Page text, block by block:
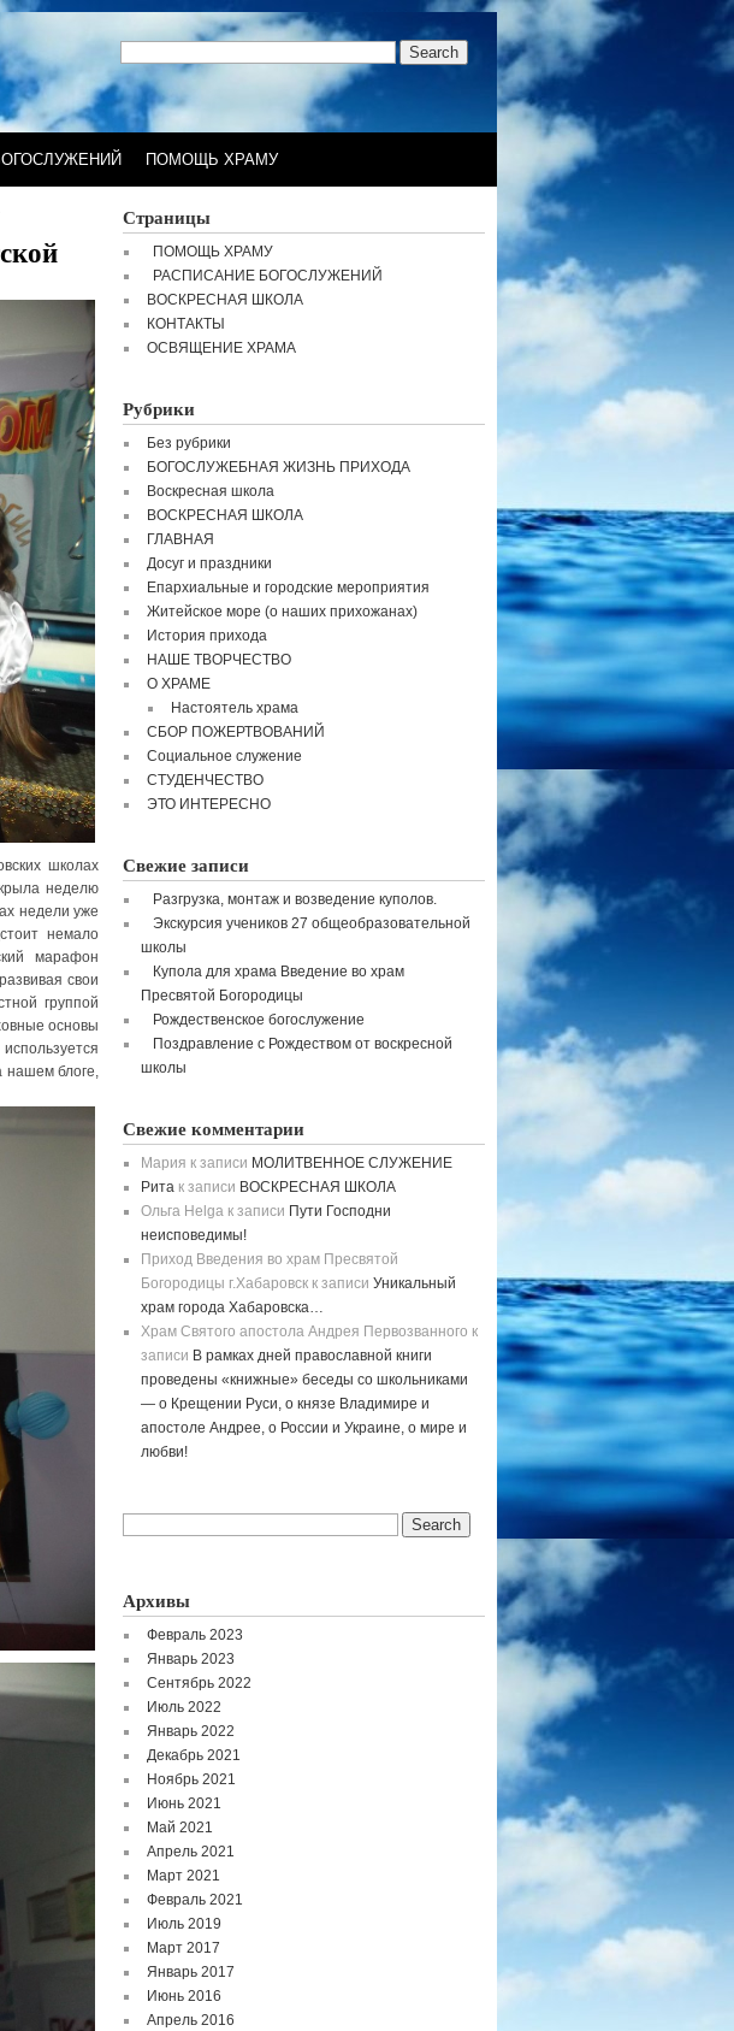
ПОМОЩЬ ХРАМУ
школах
неделю
недели уже
немало
марафон
свои
группой
основы
нашем блоге,
Страницы
ПОМОЩЬ ХРАМУ
РАСПИСАНИЕ БОГОСЛУЖЕНИЙ
ВОСКРЕСНАЯ ШКОЛА
КОНТАКТЫ
ОСВЯЩЕНИЕ ХРАМА
Рубрики
Без рубрики
БОГОСЛУЖЕБНАЯ ЖИЗНЬ ПРИХОДА
Воскресная школа
ВОСКРЕСНАЯ ШКОЛА
ГЛАВНАЯ
Досуг и праздники
Епархиальные и городские мероприятия
Житейское море (о наших прихожанах)
История прихода
НАШЕ ТВОРЧЕСТВО
О ХРАМЕ
Настоятель храма
СБОР ПОЖЕРТВОВАНИЙ
Социальное служение
СТУДЕНЧЕСТВО
ЭТО ИНТЕРЕСНО
Свежие записи
Разгрузка, монтаж и возведение куполов.
Экскурсия учеников 27 общеобразовательной
школы
Купола для храма Введение во храм
Пресвятой Богородицы
Рождественское богослужение
Поздравление с Рождеством от воскресной
школы
Свежие комментарии
Мария к записи МОЛИТВЕННОЕ СЛУЖЕНИЕ
Рита к записи ВОСКРЕСНАЯ ШКОЛА
Ольга Helga к записи Пути Господни
неисповедимы!
Приход Введения во храм Пресвятой
Богородицы г.Хабаровск к записи Уникальный
храм города Хабаровска…
Храм Святого апостола Андрея Первозванного к
записи В рамках дней православной книги
проведены «книжные» беседы со школьниками
— о Крещении Руси, о князе Владимире и
апостоле Андрее, о России и Украине, о мире и
любви!
Архивы
Февраль 2023
Январь 2023
Сентябрь 2022
Июль 2022
Январь 2022
Декабрь 2021
Ноябрь 2021
Июнь 2021
Май 2021
Апрель 2021
Март 2021
Февраль 2021
Июль 2019
Март 2017
Январь 2017
Июнь 2016
Апрель 2016